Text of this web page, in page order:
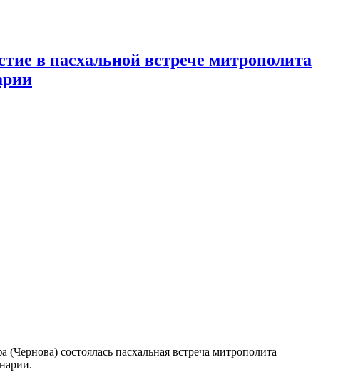
в пасхальной встрече митрополита
состоялась пасхальная встреча митрополита